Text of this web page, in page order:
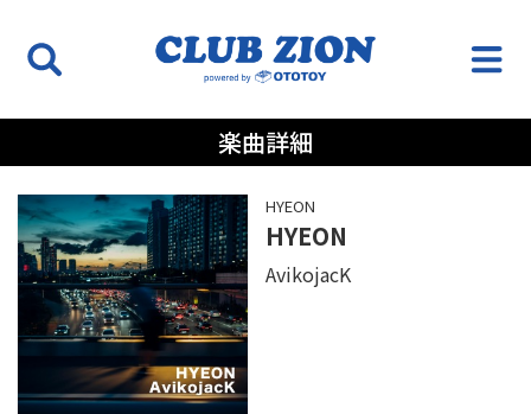
楽曲詳細
HYEON
HYEON
AvikojacK